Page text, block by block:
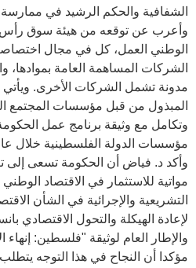
الشفافية والحكم الرشيد في ممارسة
وأعرب عن توقعه من هيئة سوق رأس
الوطني العمل، كل في مجال
الشركات المساهمة العامة بموادها،
مدونة تشمل الشركات الأخرى. ويأتي
المبذول من قبل مؤسسات المجتمع
وتكامل مع وثيقة برنامج عمل
مؤسسات الدولة الفلسطينية خلال
وأكد د. فياض أن الحكومة تسعى إلى
مواتية للاستثمار في الاقتصاد
التشريعية والإجرائية في الشأن
لإعادة الهيكلة والتحول الاقتصادي
والإطار العام لوثيقة "فلسطين: إنهاء
مؤكدا أن النجاح في هذا التوجه يتطلب